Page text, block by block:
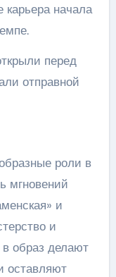
начала
перед
отправной
роли в
мгновений
и
и
образ делают
оставляют